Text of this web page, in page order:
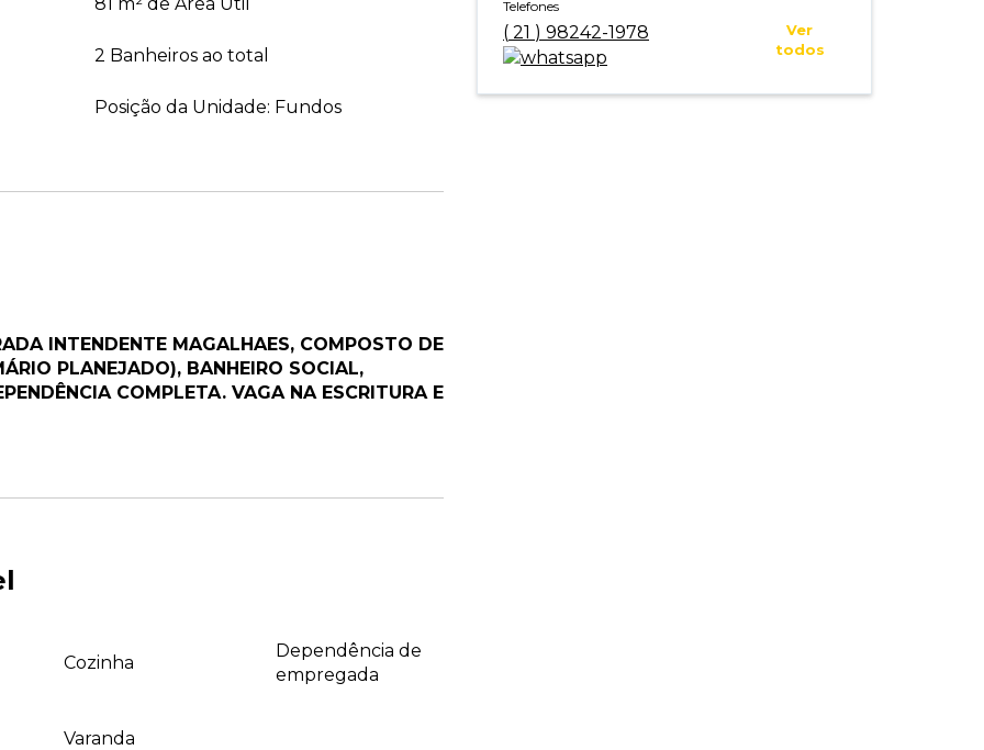
2 Banheiros ao total
Posição da Unidade: Fundos
INTENDENTE MAGALHAES, COMPOSTO DE
PLANEJADO), BANHEIRO SOCIAL,
COMPLETA. VAGA NA ESCRITURA E
Cozinha
Dependência de
empregada
Varanda
Telefones
( 21 ) 98242-1978
Ver
todos